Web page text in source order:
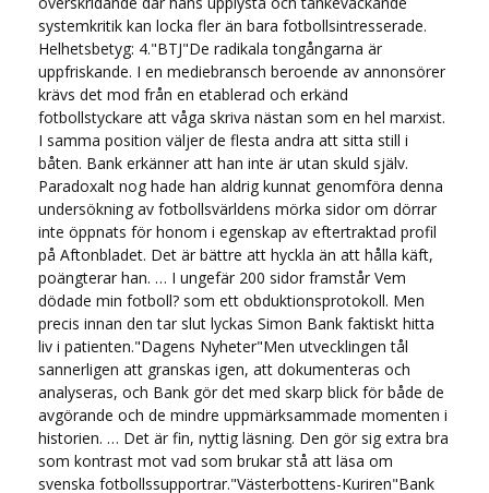
systemkritik kan locka fler än bara fotbollsintresserade.
Helhetsbetyg: 4."BTJ"De radikala tongångarna är
uppfriskande. I en mediebransch beroende av annonsörer
krävs det mod från en etablerad och erkänd
fotbollstyckare att våga skriva nästan som en hel marxist.
I samma position väljer de flesta andra att sitta still i
båten. Bank erkänner att han inte är utan skuld själv.
Paradoxalt nog hade han aldrig kunnat genomföra denna
undersökning av fotbollsvärldens mörka sidor om dörrar
inte öppnats för honom i egenskap av eftertraktad profil
på Aftonbladet. Det är bättre att hyckla än att hålla käft,
poängterar han. … I ungefär 200 sidor framstår Vem
dödade min fotboll? som ett obduktionsprotokoll. Men
precis innan den tar slut lyckas Simon Bank faktiskt hitta
liv i patienten."Dagens Nyheter"Men utvecklingen tål
sannerligen att granskas igen, att dokumenteras och
analyseras, och Bank gör det med skarp blick för både de
avgörande och de mindre uppmärksammade momenten i
historien. … Det är fin, nyttig läsning. Den gör sig extra bra
som kontrast mot vad som brukar stå att läsa om
svenska fotbollssupportrar."Västerbottens-Kuriren"Bank